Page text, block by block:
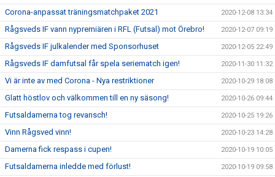
Corona-anpassat träningsmatchpaket 2021 2020-12-08 13:34
Rågsveds IF vann nypremiären i RFL (Futsal) mot Örebro! 2020-12-07 09:19
Rågsveds IF julkalender med Sponsorhuset 2020-12-05 22:49
Rågsveds IF damfutsal får spela seriematch igen! 2020-11-30 11:32
Vi är inte av med Corona - Nya restriktioner 2020-10-29 18:08
Glatt höstlov och välkommen till en ny säsong! 2020-10-26 09:44
Futsaldamerna tog revansch! 2020-10-25 19:26
Vinn Rågsved vinn! 2020-10-23 14:28
Damerna fick respass i cupen! 2020-10-19 10:05
Futsaldamerna inledde med förlust! 2020-10-19 09:58